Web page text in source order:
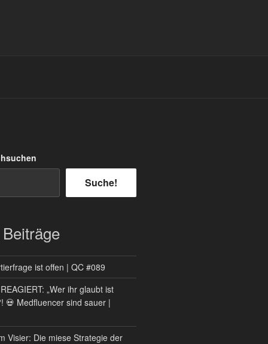
Suche!
ist offen | QC #089
„Wer ihr glaubt ist
💀 Medfluencer sind sauer |
Visier: Die miese Strategie der